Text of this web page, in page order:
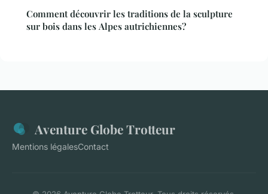
Comment découvrir les traditions de la sculpture
sur bois dans les Alpes autrichiennes?
Aventure Globe Trotteur
Mentions légalesContact